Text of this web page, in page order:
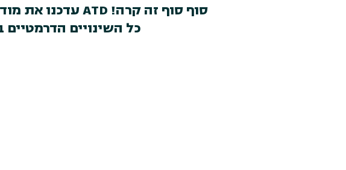
כל השינויים